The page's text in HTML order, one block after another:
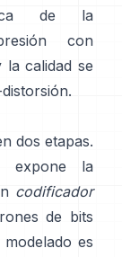
de la
con
la calidad se
.
dos etapas.
expone la
codificador
de bits
es